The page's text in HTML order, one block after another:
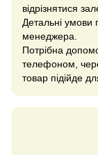
відрізнятися
Детальні умови
менеджера.
Потрібна
телефоном,
товар підійде